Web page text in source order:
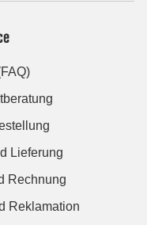
Lieferung
Rechnung
Reklamation